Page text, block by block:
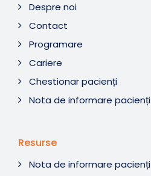
Despre noi
Contact
Programare
Cariere
Chestionar pacienți
Nota de informare pacienți
Resurse
Nota de informare pacienți